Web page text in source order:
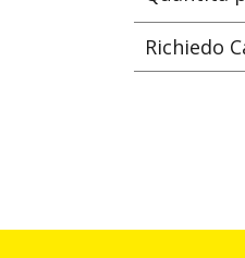
Richiedo